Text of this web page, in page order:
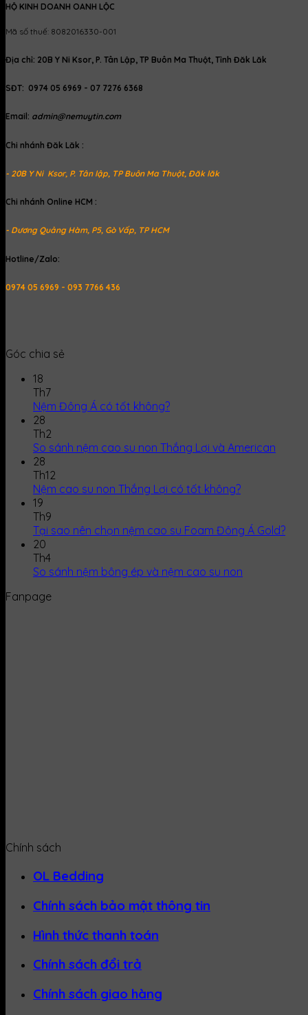
HỘ KINH DOANH OANH LỘC
Mã số thuế: 8082016330-001
Địa chỉ: 20B Y Ni Ksor, P. Tân Lập, TP Buôn Ma Thuột, Tỉnh Đăk Lăk
SĐT: 0974 05 6969 - 07 7276 6368
Email: admin@nemuytin.com
Chi nhánh Đăk Lăk :
- 20B Y Ni Ksor, P. Tân lập, TP Buôn Ma Thuột, Đăk lăk
Chi nhánh Online HCM :
- Dương Quảng Hàm, P5, Gò Vấp, TP HCM
Hotline/Zalo:
0974 05 6969 - 093 7766 436
Góc chia sẻ
18
Th7
Nệm Đông Á có tốt không?
28
Th2
So sánh nệm cao su non Thắng Lợi và American
28
Th12
Nệm cao su non Thắng Lợi có tốt không?
19
Th9
Tại sao nên chọn nệm cao su Foam Đông Á Gold?
20
Th4
So sánh nệm bông ép và nệm cao su non
Fanpage
Chính sách
OL Bedding
Chính sách bảo mật thông tin
Hình thức thanh toán
Chính sách đổi trả
Chính sách giao hàng